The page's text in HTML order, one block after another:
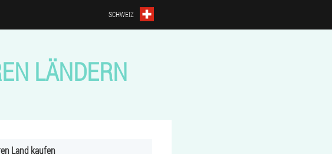
SCHWEIZ
LÄNDERN
Land kaufen